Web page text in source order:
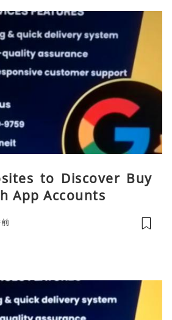
to Discover Buy
App Accounts